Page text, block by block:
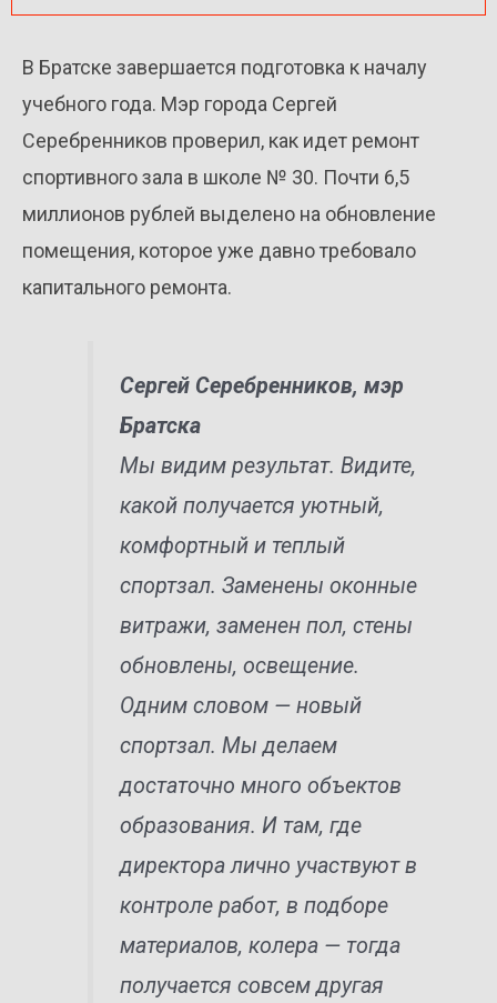
В Братске завершается подготовка к началу
учебного года. Мэр города Сергей
Серебренников проверил, как идет ремонт
спортивного зала в школе № 30. Почти 6,5
миллионов рублей выделено на обновление
помещения, которое уже давно требовало
капитального ремонта.
Сергей Серебренников, мэр
Братска
Мы видим результат. Видите,
какой получается уютный,
комфортный и теплый
спортзал. Заменены оконные
витражи, заменен пол, стены
обновлены, освещение.
Одним словом — новый
спортзал. Мы делаем
достаточно много объектов
образования. И там, где
директора лично участвуют в
контроле работ, в подборе
материалов, колера — тогда
получается совсем другая